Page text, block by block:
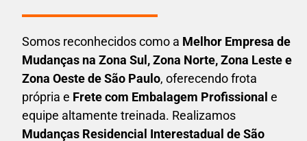
Somos reconhecidos como a Melhor Empresa de
Mudanças na Zona Sul, Zona Norte, Zona Leste e
Zona Oeste de São Paulo, oferecendo frota
própria e Frete com Embalagem Profissional e
equipe altamente treinada. Realizamos
Mudanças Residencial Interestadual de São